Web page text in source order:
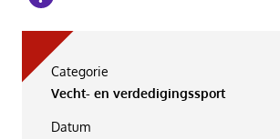
Categorie
Vecht- en verdedigingssport
Datum